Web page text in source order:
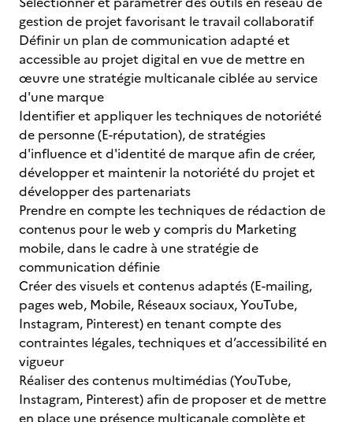
gestion de projet favorisant le travail collaboratif
Définir un plan de communication adapté et
accessible au projet digital en vue de mettre en
œuvre une stratégie multicanale ciblée au service
d'une marque
Identifier et appliquer les techniques de notoriété
de personne (E-réputation), de stratégies
d'influence et d'identité de marque afin de créer,
développer et maintenir la notoriété du projet et
développer des partenariats
Prendre en compte les techniques de rédaction de
contenus pour le web y compris du Marketing
mobile, dans le cadre à une stratégie de
communication définie
Créer des visuels et contenus adaptés (E-mailing,
pages web, Mobile, Réseaux sociaux, YouTube,
Instagram, Pinterest) en tenant compte des
contraintes légales, techniques et d’accessibilité en
vigueur
Réaliser des contenus multimédias (YouTube,
Instagram, Pinterest) afin de proposer et de mettre
en place une présence multicanale complète et